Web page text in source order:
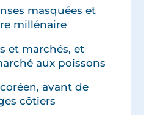
masquées et
millénaire
et marchés, et
aux poissons
avant de
côtiers